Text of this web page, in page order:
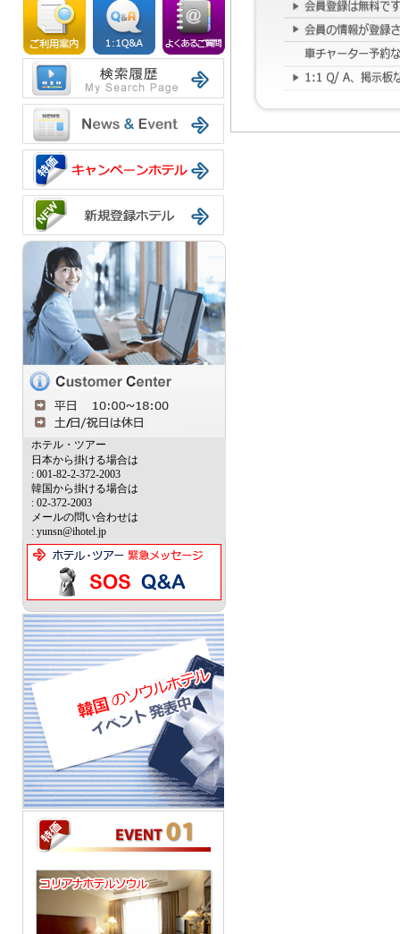
ホテル・ツアー
日本から掛ける場合は
: 001-82-2-372-2003
韓国から掛ける場合は
: 02-372-2003
メールの問い合わせは
: yunsn@ihotel.jp